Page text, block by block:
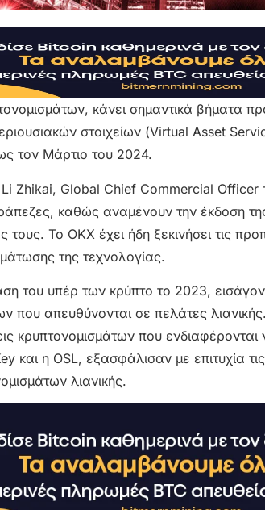
κάνει σημαντικά βήματα
στοιχείων (Virtual Asset
τον Μάρτιο του 2024.
Zhikai, Global Chief Commercial
καθώς αναμένουν την έκδοση
τους. Το OKX έχει ήδη ξεκινήσει τις
της τεχνολογίας.
του υπέρ των κρύπτο το 2023,
που απευθύνονται σε πελάτες
κρυπτονομισμάτων που
και η OSL, εξασφάλισαν με επιτυχία
λιανικής.